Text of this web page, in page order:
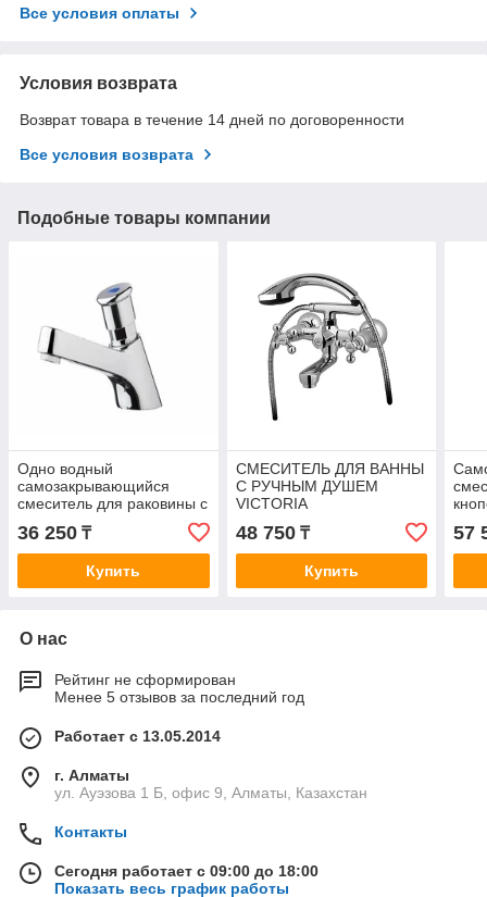
Все условия оплаты
Условия возврата
Возврат товара в течение 14 дней по договоренности
Все условия возврата
Подобные товары компании
Одно водный
самозакрывающийся
смеситель для раковины с
кнопочным управлением,
с задержкой закрытия 8–
12 секунд.
36 250 ₸
Купить
СМЕСИТЕЛЬ ДЛЯ ВАННЫ
С РУЧНЫМ ДУШЕМ
VICTORIA
48 750₸
Купить
12
57
О нас
Рейтинг не сформирован
Менее 5 отзывов за последний год
Работает с 13.05.2014
г. Алматы
ул. Ауэзова 1 Б, офис 9, Алматы, Казахстан
Контакты
Сегодня работает с 09:00 до 18:00
Показать весь график работы